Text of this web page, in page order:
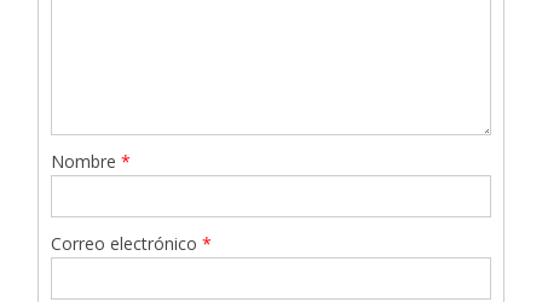
Nombre*
Correo electrónico*